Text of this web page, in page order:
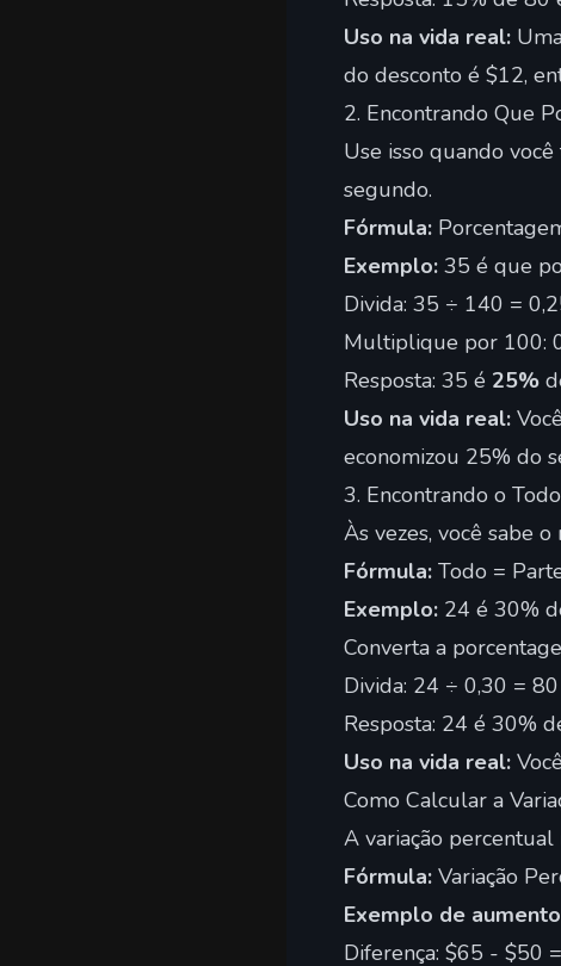
Uso na vida real:
do desconto é $12,
2. Encontrando Que
Use isso quando
segundo.
Fórmula:
Exemplo: 35 é que
Divida: 35 ÷ 140 =
Multiplique por 100:
Resposta: 35 é 25%
Uso na vida real:
economizou 25% do
3. Encontrando o
Às vezes, você sabe
Fórmula: Todo =
Exemplo: 24 é 30%
Converta a
Divida: 24 ÷ 0,30 = 80
Resposta: 24 é 30%
Uso na vida real:
Como Calcular a
A variação
Fórmula: Variação
Exemplo de
Diferença: $65 - $50